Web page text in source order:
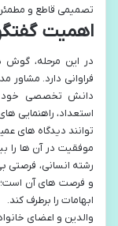
تصمیمی قاطع و
اهمیت
در این مرحله،
فراوانی دارد. مشاور
دانش تخصصی خود
استعداد، راهنمایی
توانند دیدگاه های
موفقیت در آن ها را
رشته انسانی، فرصتی
و فرصت های آن است؛
ابهامات را برطرف کند.
والدین و اعضای